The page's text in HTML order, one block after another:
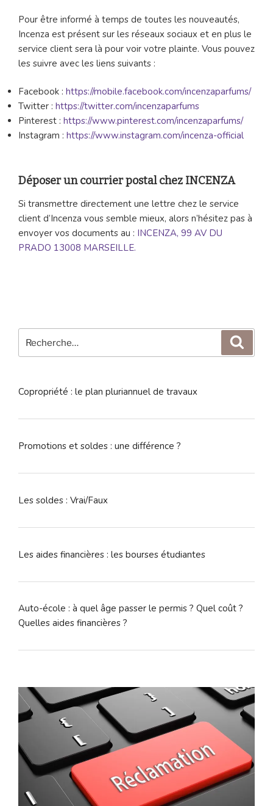
Pour être informé à temps de toutes les nouveautés,
Incenza est présent sur les réseaux sociaux et en plus le
service client sera là pour voir votre plainte. Vous pouvez
les suivre avec les liens suivants :
Facebook : https://mobile.facebook.com/incenzaparfums/
Twitter : https://twitter.com/incenzaparfums
Pinterest : https://www.pinterest.com/incenzaparfums/
Instagram : https://www.instagram.com/incenza-official
Déposer un courrier postal chez INCENZA
Si transmettre directement une lettre chez le service
client d’Incenza vous semble mieux, alors n’hésitez pas à
envoyer vos documents au : INCENZA, 99 AV DU
PRADO 13008 MARSEILLE.
pour
Copropriété : le plan pluriannuel de travaux
Promotions et soldes : une différence ?
Les soldes : Vrai/Faux
Les aides financières : les bourses étudiantes
Auto-école : à quel âge passer le permis ? Quel coût ?
Quelles aides financières ?